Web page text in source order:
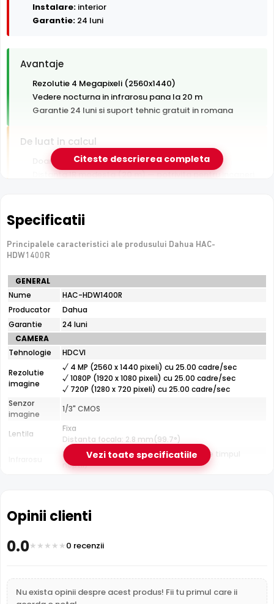
Instalare: interior
Garantie: 24 luni
Avantaje
Rezolutie 4 Megapixeli (2560x1440)
Vedere nocturna in infrarosu pana la 20 m
Garantie 24 luni si suport tehnic gratuit in romana
De luat in calcul
Doar pentru interior — nu rezista la intemperii
Distanta IR modesta (20 m) — potrivita pentru incaperi
conecteaza direct la retea
Infrarosu 20m
Dahua HAC-HDW1400R dispune de iluminare infrarosu cu
raza de actiune de pana la
clara pe intuneric total. LED-urile IR sunt invizibile ochiului
uman si nu deranjeaza.
Filtru IR Mecanic (ICR)
Citeste descrierea completa
Specificatii
Principalele caracteristici ale produsului Dahua HAC-
HDW1400R
Specificatii
tehnice
Dahua
HAC-
HDW1400R
GENERAL
Nume
HAC-HDW1400R
Producator
Dahua
Garantie
24 luni
CAMERA
Tehnologie
HDCVI
Rezolutie
imagine
√ 4 MP (2560 x 1440 pixeli) cu 25.00 cadre/sec
√ 1080P (1920 x 1080 pixeli) cu 25.00 cadre/sec
√ 720P (1280 x 720 pixeli) cu 25.00 cadre/sec
Senzor
imagine
1/3" CMOS
Lentila
Fixa
Distanta focala: 2.8 mm(99.7°)
Pana la 20 metri (pentru vizualizarea pe timpul
noptii)
Protectie
Interior
Material
Temperatura (-40° ... 60°) Celsius
Functii
Imagine
Meniu OSD, Filtru IR Mecanic, Infrarosu Inteligent,
2DNR, Digital WDR, BLC, HLC,
Vezi toate specificatiile
Opinii clienti
0.0 0 recenzii
Nu exista opinii despre acest produs! Fii tu primul care ii